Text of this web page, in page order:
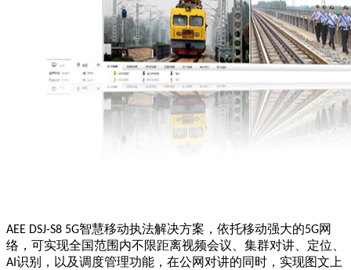
AEE DSJ-S8 5G智慧移动执法解决方案，依托移动强大的5G网
络，可实现全国范围内不限距离视频会议、集群对讲、定位、
AI 识别，以及调度管理功能，在公网对讲的同时，实现图文上